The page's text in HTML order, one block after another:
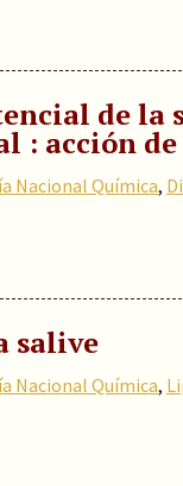
de la
: acción
Nacional Química,
salive
Nacional Química,